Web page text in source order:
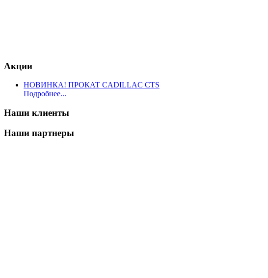
Акции
НОВИНКА! ПРОКАТ CADILLAC CTS
Подробнее...
Наши клиенты
Наши партнеры